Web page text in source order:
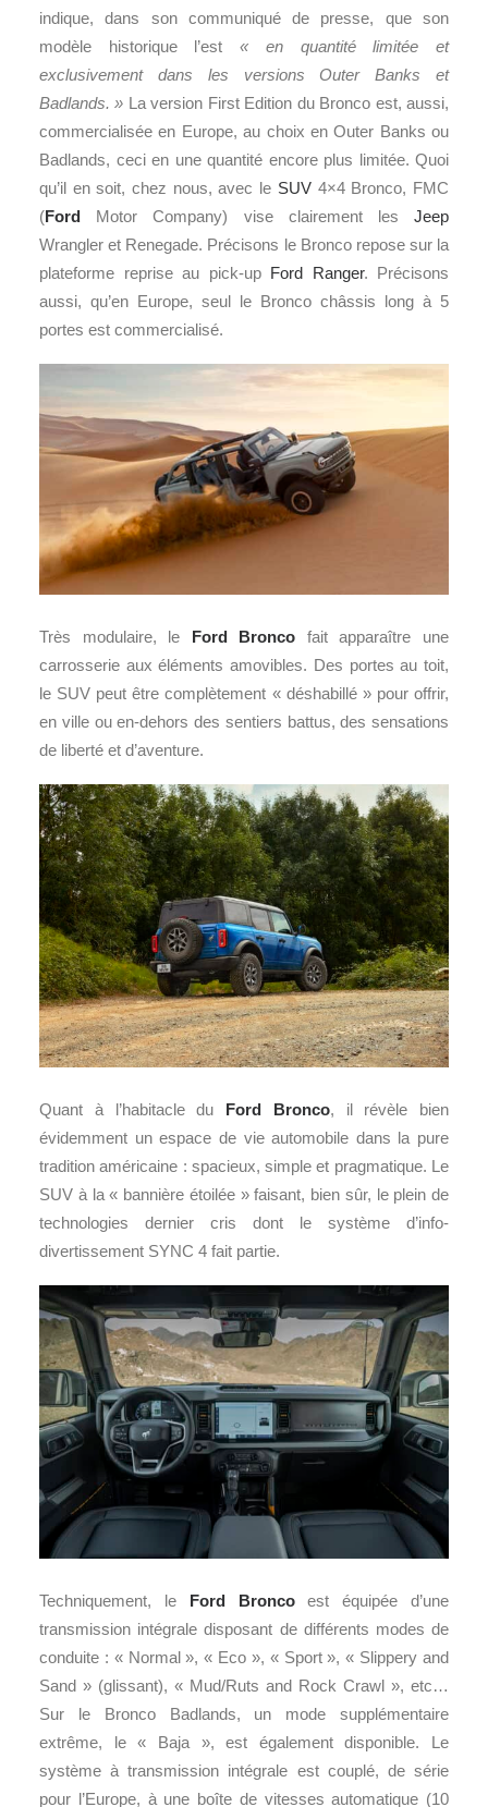
indique, dans son communiqué de presse, que son
modèle historique l’est« en quantité limitée et
exclusivement dans les versions Outer Banks et
Badlands. » La version First Edition du Bronco est, aussi,
commercialisée en Europe, au choix en Outer Banks ou
Badlands, ceci en une quantité encore plus limitée. Quoi
qu’il en soit, chez nous, avec le SUV4×4 Bronco, FMC
(Ford Motor Company) vise clairement les Jeep
Wrangler et Renegade. Précisons le Bronco repose sur la
plateforme reprise au pick-up Ford Ranger. Précisons
aussi, qu’en Europe, seul le Bronco châssis long à 5
portes est commercialisé.
Très modulaire, le Ford Bronco fait apparaître une
carrosserie aux éléments amovibles. Des portes au toit,
le SUV peut être complètement « déshabillé » pour offrir,
en ville ou en-dehors des sentiers battus, des sensations
de liberté et d’aventure.
Quant à l’habitacle du Ford Bronco, il révèle bien
évidemment un espace de vie automobile dans la pure
tradition américaine : spacieux, simple et pragmatique. Le
SUV à la « bannière étoilée » faisant, bien sûr, le plein de
technologies dernier cris dont le système d’info-
divertissement SYNC 4 fait partie.
Techniquement, le Ford Broncoest équipée d’une
transmission intégrale disposant de différents modes de
conduite : « Normal », « Eco », « Sport », « Slippery and
Sand » (glissant), « Mud/Ruts and Rock Crawl », etc…
Sur le Bronco Badlands, un mode supplémentaire
extrême, le « Baja », est également disponible. Le
système à transmission intégrale est couplé, de série
pour l’Europe, à une boîte de vitesses automatique (10